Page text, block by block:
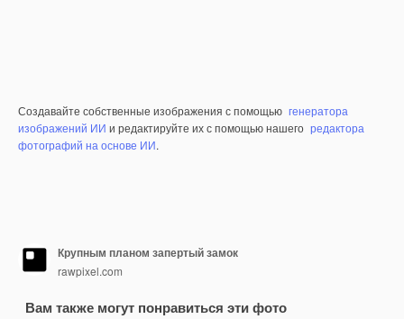
Создавайте собственные изображения с помощью генератора
изображений ИИ и редактируйте их с помощью нашего редактора
фотографий на основе ИИ.
Крупным планом запертый замок
rawpixel.com
Вам также могут понравиться эти фото